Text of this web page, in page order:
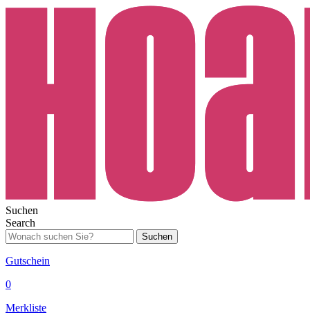
Suchen
Search
Suchen
Gutschein
0
Merkliste